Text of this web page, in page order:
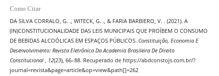
Como Citar
DA SILVA CORRALO, G. ., WITECK, G. ., & FARIA BARBIERO, V. . (2021). A
(IN)CONSTITUCIONALIDADE DAS LEIS MUNICIPAIS QUE PROÍBEM O CONSUMO
DE BEBIDAS ALCOÓLICAS EM ESPAÇOS PÚBLICOS. Constituição, Economia E
Desenvolvimento: Revista Eletrônica Da Academia Brasileira De Direito
Constitucional , 12(23), 66–88. Recuperado de https://abdconstojs.com.br/?
journal=revista&page=article&op=view&path[]=262